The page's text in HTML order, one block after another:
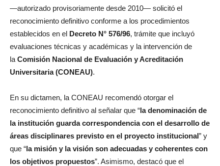
—autorizado provisoriamente desde 2010— solicitó el
reconocimiento definitivo conforme a los procedimientos
establecidos en el Decreto N° 576/96, trámite que incluyó
evaluaciones técnicas y académicas y la intervención de
la Comisión Nacional de Evaluación y Acreditación
Universitaria (CONEAU).
En su dictamen, la CONEAU recomendó otorgar el
reconocimiento definitivo al señalar que “la denominación de
la institución guarda correspondencia con el desarrollo de
áreas disciplinares previsto en el proyecto institucional” y
que “la misión y la visión son adecuadas y coherentes con
los objetivos propuestos”. Asimismo, destacó que el